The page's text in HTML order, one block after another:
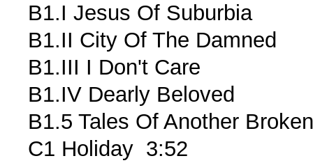
B1.I Jesus Of Suburbia
B1.II City Of The Damned
B1.III I Don't Care
B1.IV Dearly Beloved
B1.5 Tales Of Another
C1 Holiday 3:52